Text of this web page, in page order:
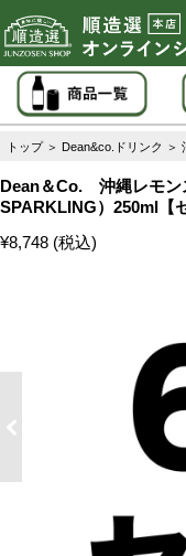
トップ ＞ Dean&co.ドリンク ＞
Dean＆Co. 沖縄レモン
SPARKLING）250ml【
¥8,748 (税込)